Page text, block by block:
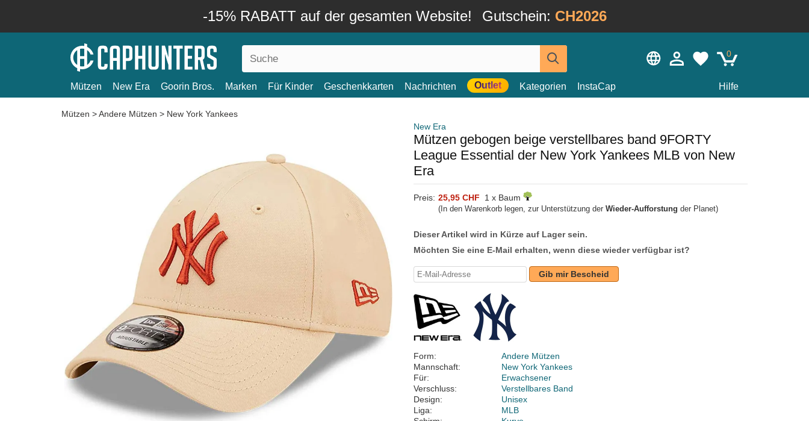
-15% RABATT auf der gesamten Website! Gutschein: CH2026
0
Mützen New Era Goorin Bros. Marken Für Kinder Geschenkkarten Nachrichten Outlet Kategorien InstaCap Hilfe
Mützen >Andere Mützen > New York Yankees
New Era
Mützen gebogen beige verstellbares band 9FORTY
League Essential der New York Yankees MLB von New
Era
Preis: 25,95 CHF 1 x Baum
(In den Warenkorb legen, zur Unterstützung der Wieder-Aufforstung der Planet)
Dieser Artikel wird in Kürze auf Lager sein.
Möchten Sie eine E-Mail erhalten, wenn diese wieder verfügbar ist?
Gib mir Bescheid
Form:
Andere Mützen
Mannschaft:
New York Yankees
Für:
Erwachsener
Verschluss:
Verstellbares Band
Design:
Unisex
Liga:
MLB